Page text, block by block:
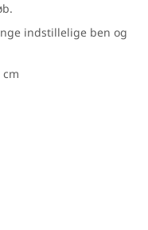
indstillelige ben og
cm